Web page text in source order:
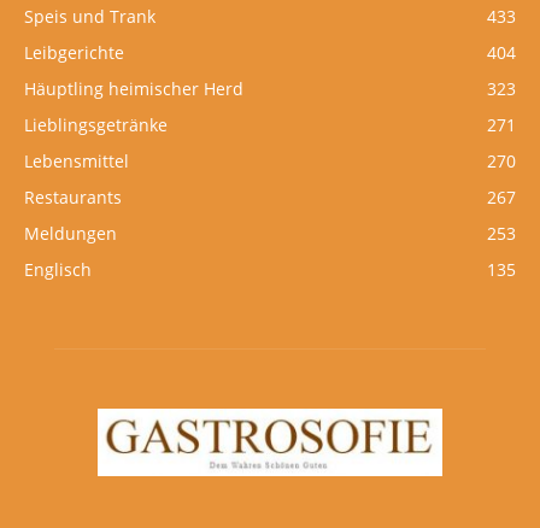
Speis und Trank
433
Leibgerichte
404
Häuptling heimischer Herd
323
Lieblingsgetränke
271
Lebensmittel
270
Restaurants
267
Meldungen
253
Englisch
135